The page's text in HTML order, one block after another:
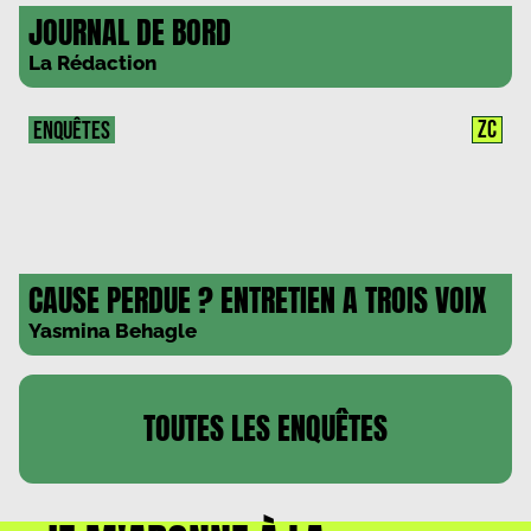
JOURNAL DE BORD
La Rédaction
CAUSE PERDUE ? ENTRETIEN A TROIS VOIX
Yasmina Behagle
ENQUÊTES ZC
TOUTES LESENQUÊTES